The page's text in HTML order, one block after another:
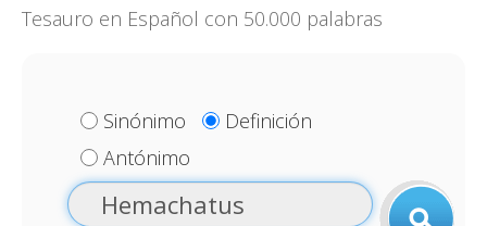
Tesauro en Español con 50.000 palabras
Sinónimo
Definición
Antónimo